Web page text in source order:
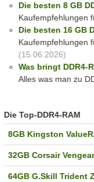
Die besten 8 GB
Kaufempfehlungen
Die besten 16 GB
Kaufempfehlungen
(15.06.2026)
Was bringt DDR4-
Alles was man zu
Die Top-DDR4-RAM
8GB Kingston
32GB Corsair
64GB G.Skill Trident